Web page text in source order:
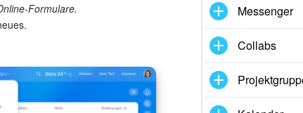
Formulare.
Messenger
Collabs